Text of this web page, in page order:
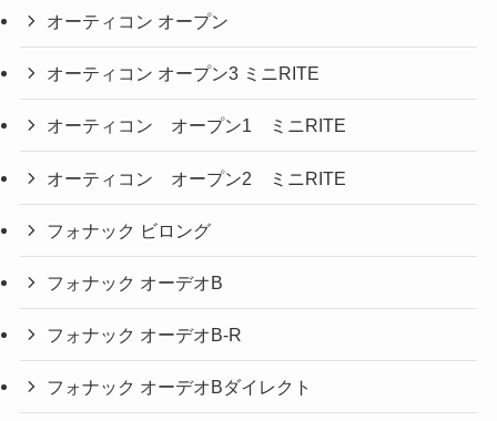
オーティコン オープン
オーティコン オープン3 ミニRITE
オーティコン オープン1 ミニRITE
オーティコン オープン2 ミニRITE
フォナック ビロング
フォナック オーデオB
フォナック オーデオB-R
フォナック オーデオBダイレクト